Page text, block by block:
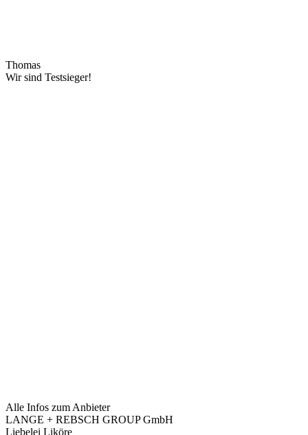
Thomas
Wir sind Testsieger!
Alle Infos zum Anbieter
LANGE + REBSCH GROUP GmbH
Liebelei Liköre